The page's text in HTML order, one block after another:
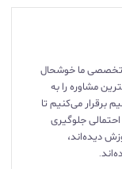
ما خوشحال
مشاوره را به
برقرار می‌کنیم تا
جلوگیری
دیده‌اند،